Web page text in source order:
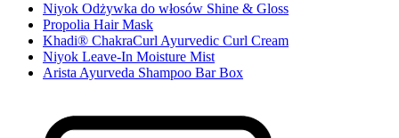
Niyok Odżywka do włosów Shine & Gloss
Propolia Hair Mask
Khadi® ChakraCurl Ayurvedic Curl Cream
Niyok Leave-In Moisture Mist
Arista Ayurveda Shampoo Bar Box